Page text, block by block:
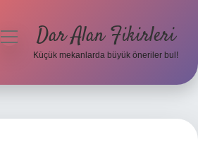
menüyüDar Alan Fikirleri
Küçük mekanlarda büyük öneriler bul!